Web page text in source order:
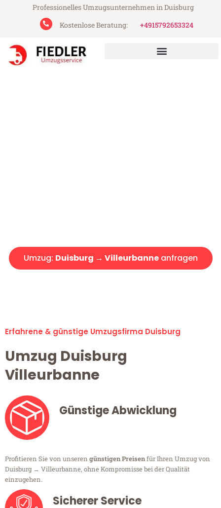
Professionelles Umzugsunternehmen in Duisburg
Kostenlose Beratung:
+4915792653324
Umzug: Duisburg → Villeurbanneanfragen
Erfahrene & günstige Umzugsfirma Duisburg
Umzug Duisburg
Villeurbanne
Günstige Abwicklung
Profitieren Sie von unseren günstigen Preisenfür Ihren Umzug von
Duisburg → Villeurbanne, ohne Kompromisse bei der Qualität
einzugehen.
Sicherer Service